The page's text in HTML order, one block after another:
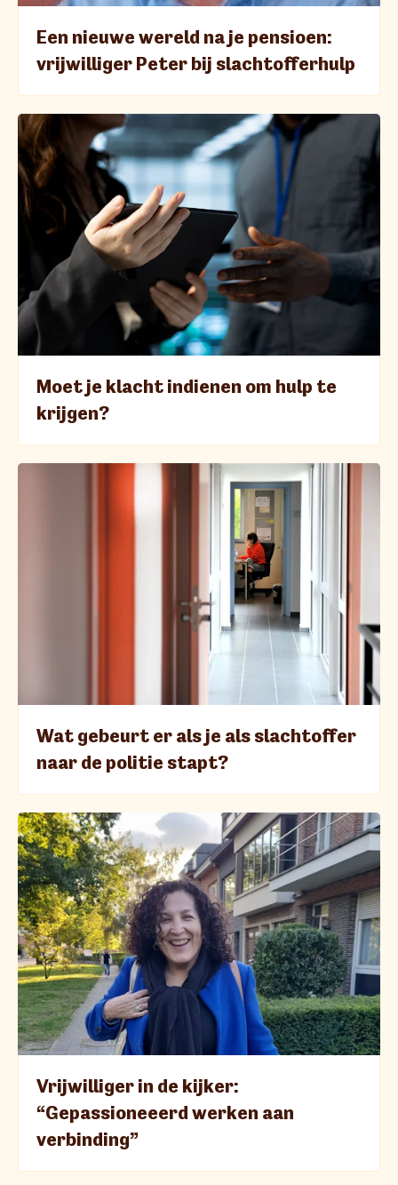
Een nieuwe wereld na je pensioen:
vrijwilliger Peter bij slachtofferhulp
Moet je klacht indienen om hulp te
krijgen?
Wat gebeurt er als je als slachtoffer
naar de politie stapt?
Vrijwilliger in de kijker:
“Gepassioneeerd werken aan
verbinding”